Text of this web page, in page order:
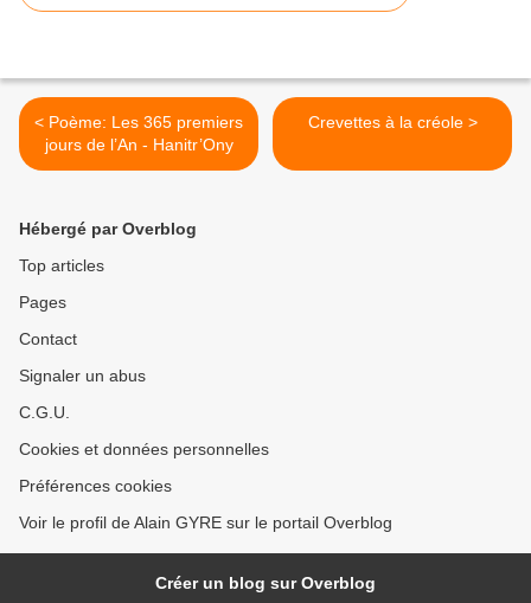
< Poème: Les 365 premiers
jours de l’An - Hanitr’Ony
Crevettes à la créole >
Hébergé par Overblog
Top articles
Pages
Contact
Signaler un abus
C.G.U.
Cookies et données personnelles
Préférences cookies
Voir le profil de Alain GYRE sur le portail Overblog
Créer un blog sur Overblog